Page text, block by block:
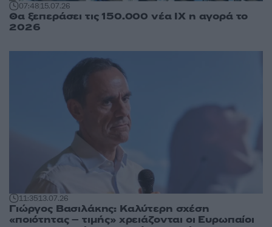
07:4815.07.26
Θα ξεπεράσει τις 150.000 νέα ΙΧ η αγορά το
2026
11:3513.07.26
Γιώργος Βασιλάκης: Καλύτερη σχέση
«ποιότητας – τιμής» χρειάζονται οι Ευρωπαίοι